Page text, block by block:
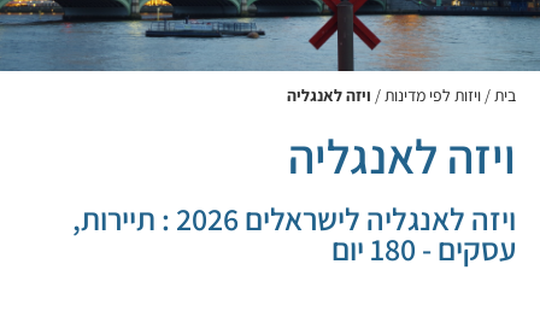
בית/ ויזות לפי מדינות/ ויזה לאנגליה
ויזה לאנגליה
ויזה לאנגליה לישראלים 2026 : תיירות,
עסקים - 180 יום